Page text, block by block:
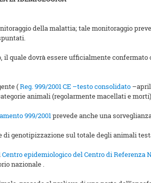
della malattia; tale monitoraggio
quale dovrà essere ufficialmente
(Reg. 999/2001 CE –testo consolidato
animali (regolarmente macellati e
999/2001prevede anche una
di genotipizzazione sul totale degli animali
Centro epidemiologico del Centro di
nazionale .